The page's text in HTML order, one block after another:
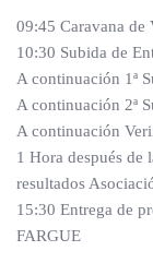
09:45 Caravana de
10:30 Subida de
A continuación 1ª
A continuación 2ª
A continuación
1 Hora después
resultados
15:30 Entrega de
FARGUE